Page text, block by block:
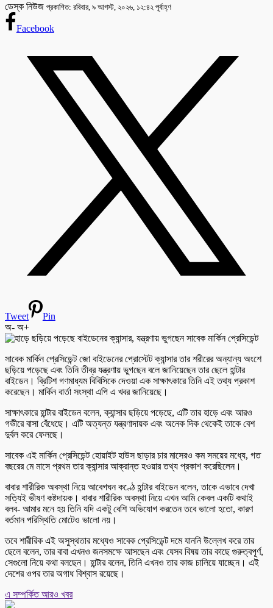
ডেস্ক নিউজ প্রকাশিত: রবিবার, ৯ আগস্ট, ২০২৬, ১২:৪২ পূর্বাহ্ণ
Facebook
Tweet
Pin
অ- অ+
সাবেক মার্কিন প্রেসিডেন্ট জো বাইডেনের প্রোস্টেট ক্যান্সার তার শরীরের অন্যান্য অংশে
ছড়িয়ে পড়েছে এবং তিনি তীব্র যন্ত্রণায় ভুগছেন বলে জানিয়েছেন তার ছেলে হান্টার
বাইডেন। ব্রিটিশ গণমাধ্যম বিবিসিকে দেওয়া এক সাক্ষাৎকারে তিনি এই তথ্য প্রকাশ
করেছেন। মার্কিন বার্তা সংস্থা এপি এ খবর জানিয়েছে।
সাক্ষাৎকারে হান্টার বাইডেন বলেন, ক্যান্সার ছড়িয়ে পড়েছে, এটি তার হাড়ে এবং আরও
গভীরে বাসা বেঁধেছে। এটি অত্যন্ত যন্ত্রণাদায়ক এবং অনেক দিক থেকেই তাকে বেশ
দুর্বল করে ফেলছে।
সাবেক এই মার্কিন প্রেসিডেন্ট হোয়াইট হাউস ছাড়ার চার মাসেরও কম সময়ের মধ্যে, গত
বছরের মে মাসে প্রথম তার ক্যান্সার আক্রান্ত হওয়ার তথ্য প্রকাশ করেছিলেন।
বাবার শারীরিক অবস্থা নিয়ে আবেগঘন কণ্ঠে হান্টার বাইডেন বলেন, তাকে এভাবে দেখা
সত্যিই ভীষণ কষ্টদায়ক। বাবার শারীরিক অবস্থা নিয়ে এখন আমি কেবল একটি কথাই
বলব- আমার মনে হয় তিনি যদি একটু বেশি অভিযোগ করতেন তবে ভালো হতো, কারণ
বর্তমান পরিস্থিতি মোটেও ভালো নয়।
তবে শারীরিক এই অসুস্থতার মধ্যেও সাবেক প্রেসিডেন্ট দমে যাননি উল্লেখ করে তার
ছেলে বলেন, তার বাবা এখনও জনসমক্ষে আসছেন এবং যেসব বিষয় তার কাছে গুরুত্বপূর্ণ,
সেগুলো নিয়ে কথা বলছেন। হান্টার বলেন, তিনি এখনও তার কাজ চালিয়ে যাচ্ছেন। এই
দেশের ওপর তার অগাধ বিশ্বাস রয়েছে।
এ সম্পর্কিত আরও খবর